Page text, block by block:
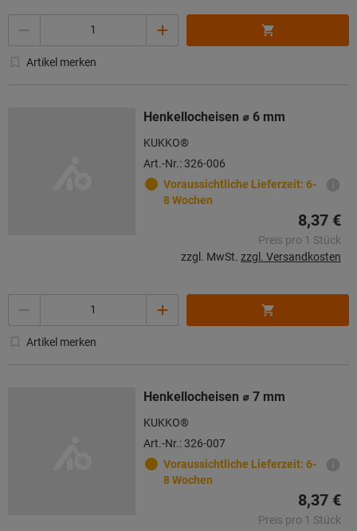
Artikel merken
Henkellocheisen ⌀ 6 mm
KUKKO®
Art.-Nr.: 326-006
Voraussichtliche Lieferzeit: 6-
8 Wochen
8,37 €
Preis pro 1 Stück
zzgl. MwSt. zzgl. Versandkosten
Artikel merken
Henkellocheisen ⌀ 7 mm
KUKKO®
Art.-Nr.: 326-007
Voraussichtliche Lieferzeit: 6-
8 Wochen
8,37 €
Preis pro 1 Stück